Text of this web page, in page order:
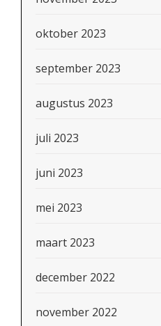
oktober 2023
september 2023
augustus 2023
juli 2023
juni 2023
mei 2023
maart 2023
december 2022
november 2022